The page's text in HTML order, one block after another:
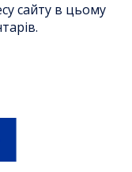
сайту в цьому